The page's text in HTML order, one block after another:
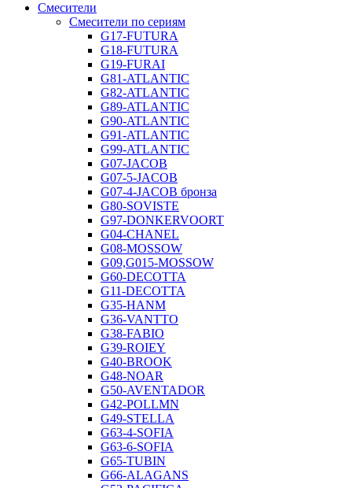
Смесители
Смесители по сериям
G17-FUTURA
G18-FUTURA
G19-FURAI
G81-ATLANTIC
G82-ATLANTIC
G89-ATLANTIC
G90-ATLANTIC
G91-ATLANTIC
G99-ATLANTIC
G07-JACOB
G07-5-JACOB
G07-4-JACOB бронза
G80-SOVISTE
G97-DONKERVOORT
G04-CHANEL
G08-MOSSOW
G09,G015-MOSSOW
G60-DECOTTA
G11-DECOTTA
G35-HANM
G36-VANTTO
G38-FABIO
G39-ROIEY
G40-BROOK
G48-NOAR
G50-AVENTADOR
G42-POLLMN
G49-STELLA
G63-4-SOFIA
G63-6-SOFIA
G65-TUBIN
G66-ALAGANS